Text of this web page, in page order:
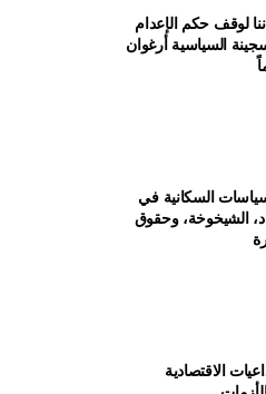
لوقف حكم الإعدام
السياسية أرغوان
السكانية في
الشيخوخة، وحقوق
الاقتصادية